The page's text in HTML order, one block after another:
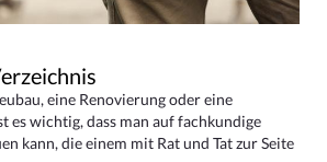
eine Renovierung oder eine
es wichtig, dass man auf fachkundige
kann, die einem mit Rat und Tat zur Seite